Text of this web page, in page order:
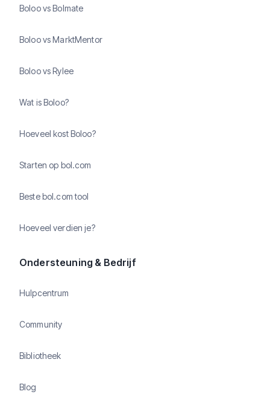
Boloo vs Bolmate
Boloo vs MarktMentor
Boloo vs Rylee
Wat is Boloo?
Hoeveel kost Boloo?
Starten op bol.com
Beste bol.com tool
Hoeveel verdien je?
Ondersteuning & Bedrijf
Hulpcentrum
Community
Bibliotheek
Blog